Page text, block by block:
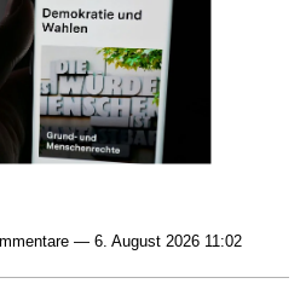
— 6. August 2026 11:02